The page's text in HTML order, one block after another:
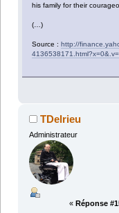
his family for their
(…)
Source :http://
TDelrieu
Administrateur
« Réponse